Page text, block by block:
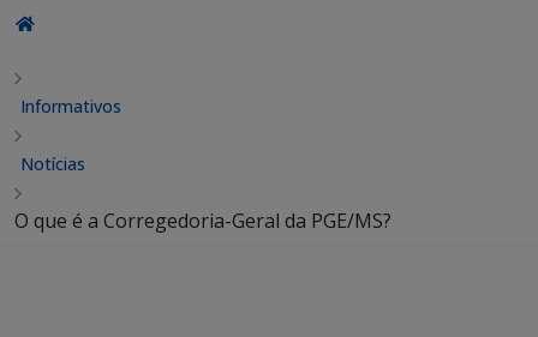
Informativos
Notícias
O que é a Corregedoria-Geral da PGE/MS?